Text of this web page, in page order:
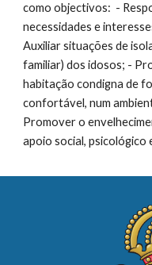
como objectivos: -
necessidades e
Auxiliar situações de
familiar) dos idosos; -
habitação condigna de
confortável, num
Promover o
apoio social, psicológico